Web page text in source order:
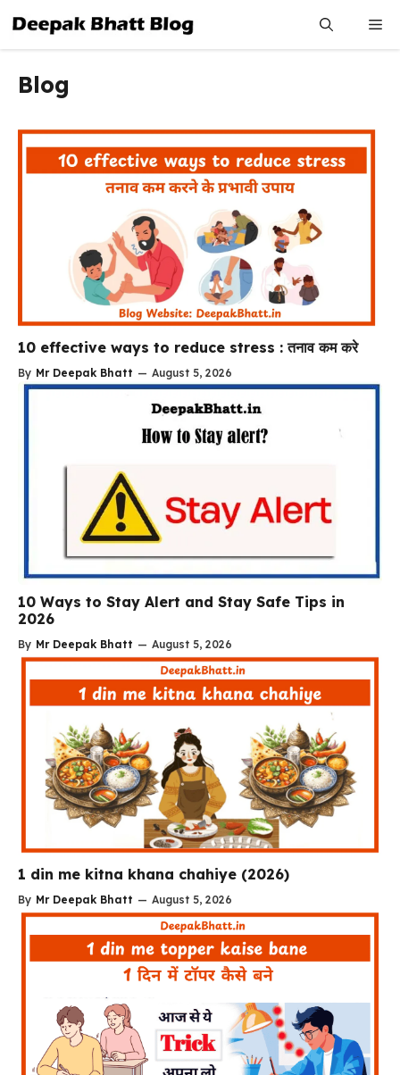
content
Blog
10 effective ways to reduce stress : तनाव कम करे
By Mr Deepak Bhatt — August 5, 2026
10 Ways to Stay Alert and Stay Safe Tips in
2026
By Mr Deepak Bhatt — August 5, 2026
1 din me kitna khana chahiye (2026)
By Mr Deepak Bhatt — August 5, 2026